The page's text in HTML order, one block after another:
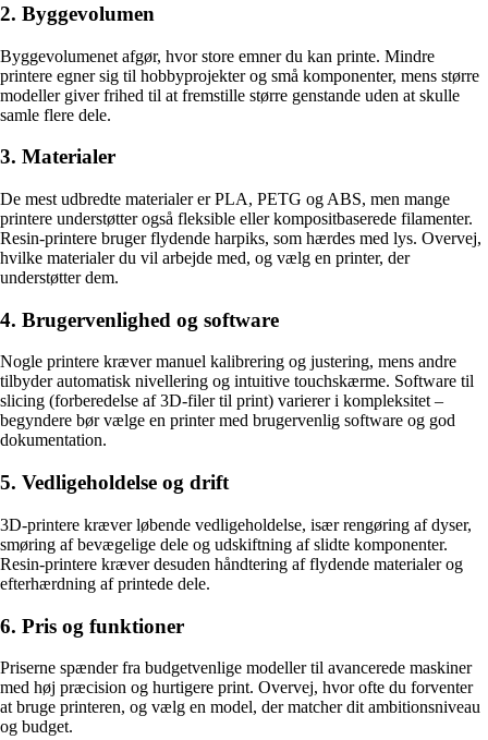
2. Byggevolumen
Byggevolumenet afgør, hvor store emner du kan printe. Mindre
printere egner sig til hobbyprojekter og små komponenter, mens større
modeller giver frihed til at fremstille større genstande uden at skulle
samle flere dele.
3. Materialer
De mest udbredte materialer er PLA, PETG og ABS, men mange
printere understøtter også fleksible eller kompositbaserede filamenter.
Resin-printere bruger flydende harpiks, som hærdes med lys. Overvej,
hvilke materialer du vil arbejde med, og vælg en printer, der
understøtter dem.
4. Brugervenlighed og software
Nogle printere kræver manuel kalibrering og justering, mens andre
tilbyder automatisk nivellering og intuitive touchskærme. Software til
slicing (forberedelse af 3D-filer til print) varierer i kompleksitet –
begyndere bør vælge en printer med brugervenlig software og god
dokumentation.
5. Vedligeholdelse og drift
3D-printere kræver løbende vedligeholdelse, især rengøring af dyser,
smøring af bevægelige dele og udskiftning af slidte komponenter.
Resin-printere kræver desuden håndtering af flydende materialer og
efterhærdning af printede dele.
6. Pris og funktioner
Priserne spænder fra budgetvenlige modeller til avancerede maskiner
med høj præcision og hurtigere print. Overvej, hvor ofte du forventer
at bruge printeren, og vælg en model, der matcher dit ambitionsniveau
og budget.